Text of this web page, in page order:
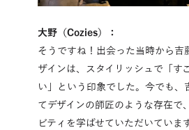
大野（Cozies）：
そうですね！出会った当時から吉
ザインは、スタイリッシュで「す
い」という印象でした。今でも、
てデザインの師匠のような存在で
ビティを学ばせていただいていま